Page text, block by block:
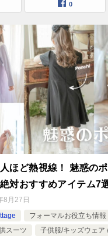
0
ほど熱視線！ 魅惑の
対おすすめアイテム7
8月27日
フォーマルお役立ち情報
スーツ 子供服/キッズウェア